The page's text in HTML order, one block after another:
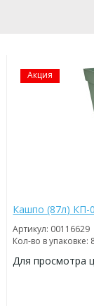
Акция
Кашпо (87л) КП-
Артикул: 00116629
Кол-во в упаковке:
Для просмотра